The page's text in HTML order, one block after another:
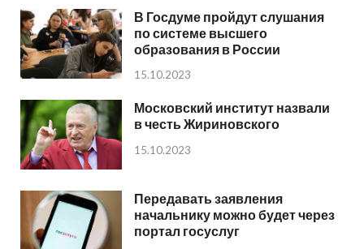
В Госдуме пройдут слушания
по системе высшего
образования в России
15.10.2023
Московский институт назвали
в честь Жириновского
15.10.2023
Передавать заявления
начальнику можно будет через
портал госуслуг